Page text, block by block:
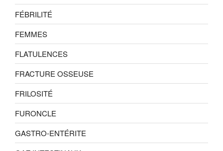
FÉBRILITÉ
FEMMES
FLATULENCES
FRACTURE OSSEUSE
FRILOSITÉ
FURONCLE
GASTRO-ENTÉRITE